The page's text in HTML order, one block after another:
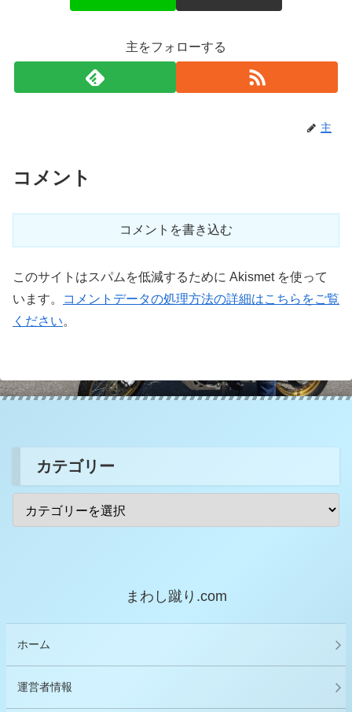
主をフォローする
主
コメント
コメントを書き込む
このサイトはスパムを低減するために Akismet を使って
います。
コメントデータの処理方法の詳細はこちらをご覧
ください。
カテゴリー
まわし蹴り.com
ホーム
運営者情報